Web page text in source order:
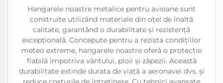
Hangarele noastre metalice pentru avioane sunt
construite utilizând materiale din oțel de înaltă
calitate, garantând o durabilitate și rezistență
excepțională. Concepute pentru a rezista condițiilor
meteo extreme, hangarele noastre oferă o protecție
fiabilă împotriva vântului, ploii și zăpezii. Această
durabilitate extinde durata de viață a aeronavei dvs. și